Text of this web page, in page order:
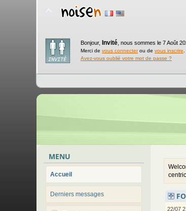
Bonjour, Invité nous sommes le 7 Août
Merci de vous connecterou de vous inscrire
Avez-vous oublié votre mot de passe ?
MENU
Accueil
Derniers messages
22/07